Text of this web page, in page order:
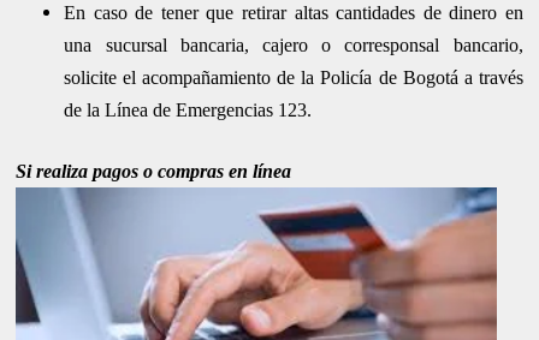
En caso de tener que retirar altas cantidades de dinero en
una sucursal bancaria, cajero o corresponsal bancario,
solicite el acompañamiento de la Policía de Bogotá a través
de la Línea de Emergencias 123.
Si realiza pagos o compras en línea